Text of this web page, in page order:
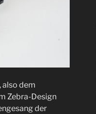
also dem
Zebra-Design
der